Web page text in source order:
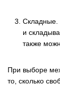
Складные.
и
также
При выборе
то, сколько